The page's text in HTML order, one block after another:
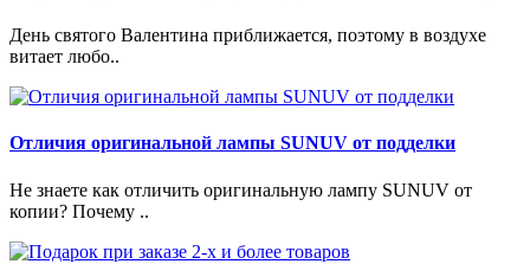
День святого Валентина приближается, поэтому в воздухе
витает любо..
Отличия оригинальной лампы SUNUV от подделки
Не знаете как отличить оригинальную лампу SUNUV от
копии? Почему ..